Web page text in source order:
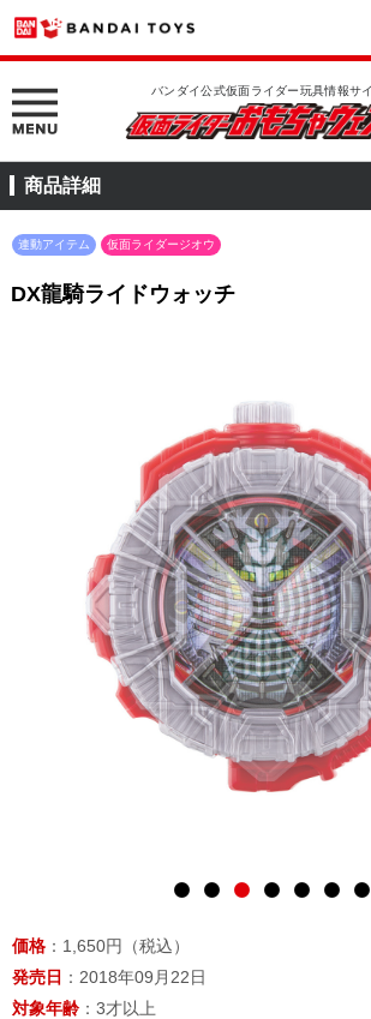
バンダイ公式仮面ライダー玩具情報サ
商品詳細
連動アイテム 仮面ライダージオウ
DX龍騎ライドウォッチ
価格 ：1,650円（税込）
発売日 ：2018年09月22日
対象年齢 ：3才以上